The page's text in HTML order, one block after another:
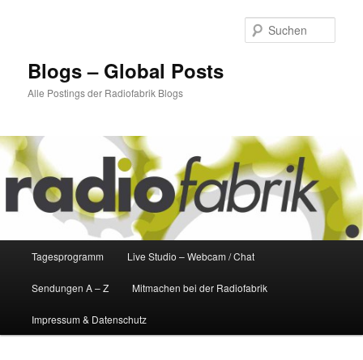
Blogs – Global Posts
Alle Postings der Radiofabrik Blogs
Tagesprogramm Live Studio – Webcam / Chat
Sendungen A – Z Mitmachen bei der Radiofabrik
Impressum & Datenschutz